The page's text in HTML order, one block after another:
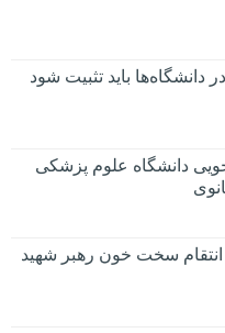
دانشگاه‌ها باید تثبیت شود
دانشگاه علوم پزشکی
انتقام سخت خون رهبر شهید